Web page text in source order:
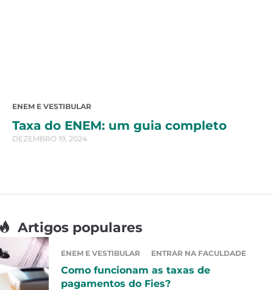
ENEM E VESTIBULAR
Taxa do ENEM: um guia completo
DEZEMBRO 19, 2024
Artigos populares
ENEM E VESTIBULAR ENTRAR NA FACULDADE
Como funcionam as taxas de
pagamentos do Fies?